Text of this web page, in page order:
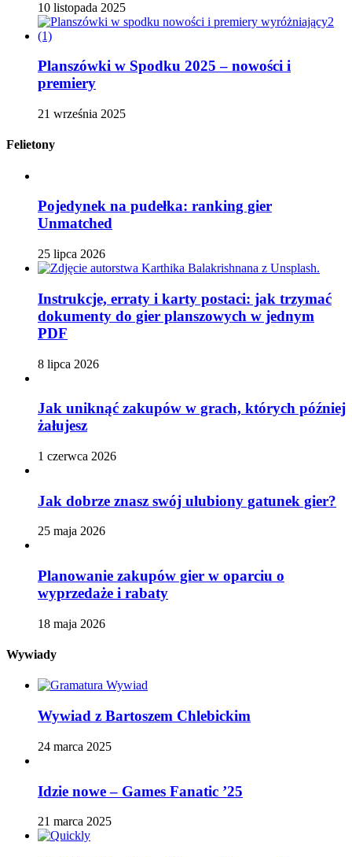
10 listopada 2025
Planszówki w Spodku 2025 – nowości i
premiery
21 września 2025
Felietony
Pojedynek na pudełka: ranking gier
Unmatched
25 lipca 2026
Instrukcje, erraty i karty postaci: jak trzymać
dokumenty do gier planszowych w jednym
PDF
8 lipca 2026
Jak uniknąć zakupów w grach, których później
żałujesz
1 czerwca 2026
Jak dobrze znasz swój ulubiony gatunek gier?
25 maja 2026
Planowanie zakupów gier w oparciu o
wyprzedaże i rabaty
18 maja 2026
Wywiady
Wywiad z Bartoszem Chlebickim
24 marca 2025
Idzie nowe – Games Fanatic ’25
21 marca 2025